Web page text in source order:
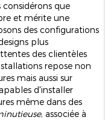
que
et mérite une
des configurations
plus
des clientèles
repose non
mais aussi sur
d'installer
même dans des
, associée à